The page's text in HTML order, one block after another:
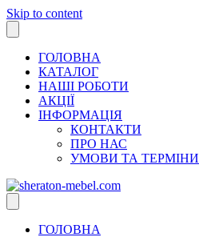
Skip to content
ГОЛОВНА
КАТАЛОГ
НАШІ РОБОТИ
АКЦІЇ
ІНФОРМАЦІЯ
КОНТАКТИ
ПРО НАС
УМОВИ ТА ТЕРМІНИ
ГОЛОВНА